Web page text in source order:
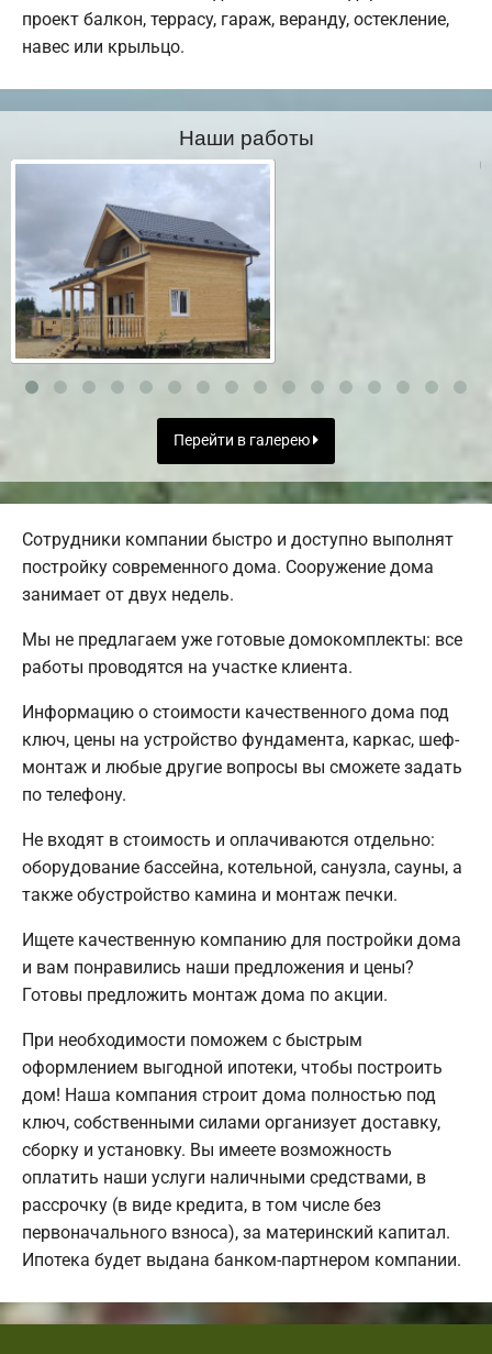
проект балкон, террасу, гараж, веранду, остекление,
навес или крыльцо.
Наши работы
Перейти в галерею
Сотрудники компании быстро и доступно выполнят
постройку современного дома. Сооружение дома
занимает от двух недель.
Мы не предлагаем уже готовые домокомплекты: все
работы проводятся на участке клиента.
Информацию о стоимости качественного дома под
ключ, цены на устройство фундамента, каркас, шеф-
монтаж и любые другие вопросы вы сможете задать
по телефону.
Не входят в стоимость и оплачиваются отдельно:
оборудование бассейна, котельной, санузла, сауны, а
также обустройство камина и монтаж печки.
Ищете качественную компанию для постройки дома
и вам понравились наши предложения и цены?
Готовы предложить монтаж дома по акции.
При необходимости поможем с быстрым
оформлением выгодной ипотеки, чтобы построить
дом! Наша компания строит дома полностью под
ключ, собственными силами организует доставку,
сборку и установку. Вы имеете возможность
оплатить наши услуги наличными средствами, в
рассрочку (в виде кредита, в том числе без
первоначального взноса), за материнский капитал.
Ипотека будет выдана банком-партнером компании.